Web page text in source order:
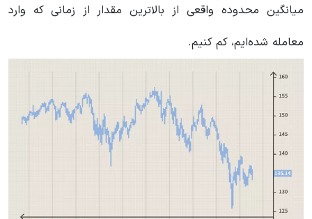
میانگین محدوده واقعی از بالاترین مقدار از زمانی که وارد
معامله شده‌ایم، کم کنیم.